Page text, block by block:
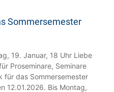
Sommersemester
19. Januar, 18 Uhr Liebe
Proseminare, Seminare
für das Sommersemester
12.01.2026. Bis Montag,